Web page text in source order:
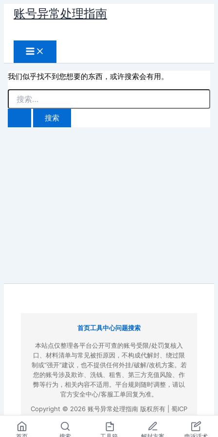
账号异常处理指南
索
我们似乎找不到您想要的东西，或许搜索会有用。
搜
索：
首页工具中心问题搜索
本站点仅整理各平台公开可查的账号受限/处罚复核入
口、材料清单与常见被拒原因，不构成代解封、绕过限
制或“强开”建议，也不提供任何外挂/破解/改机方案。若
您的账号涉及欺诈、洗钱、租售、第三方充值风险、作
弊等行为，相关内容不适用。平台规则随时调整，请以
官方安全中心/客服工单回复为准。
Copyright © 2026 账号异常处理指南 版权所有 | 蜀ICP